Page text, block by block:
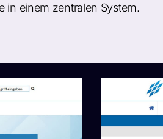
in einem zentralen System.